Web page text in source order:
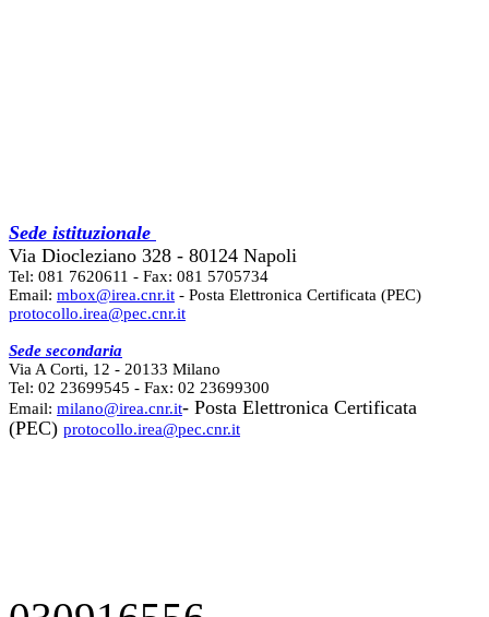
Sede istituzionale
Via Diocleziano 328 - 80124 Napoli
Tel: 081 7620611 - Fax: 081 5705734
Email: mbox@irea.cnr.it - Posta Elettronica Certificata (PEC)
protocollo.irea@pec.cnr.it
Sede secondaria
Via A Corti, 12 - 20133 Milano
Tel: 02 23699545 - Fax: 02 23699300
Email: milano@irea.cnr.it- Posta Elettronica Certificata
(PEC) protocollo.irea@pec.cnr.it